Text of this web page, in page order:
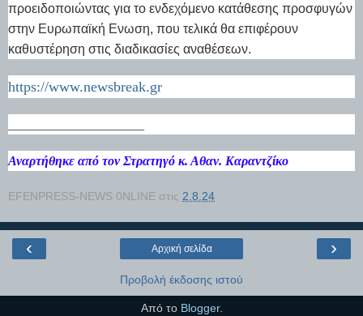
προειδοποιώντας για το ενδεχόμενο κατάθεσης προσφυγών
στην Ευρωπαϊκή Ενωση, που τελικά θα επιφέρουν
καθυστέρηση στις διαδικασίες αναθέσεων.
https://www.newsbreak.gr
Αναρτήθηκε από τον Στρατηγό κ. Αθαν. Καραντζίκο
EFENPRESS-NEWS 0NLINE στις 2.8.24
‹ ›
Αρχική σελίδα
Προβολή έκδοσης ιστού
Από το Blogger.